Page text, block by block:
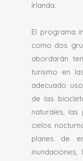
Irlanda.
El programa
como dos
abordarán
turismo en
adecuado
de las
naturales,
cielos
planes de